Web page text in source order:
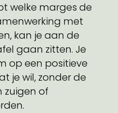
welke marges de
met
kan je aan de
gaan zitten. Je
op een positieve
je wil, zonder de
zuigen of